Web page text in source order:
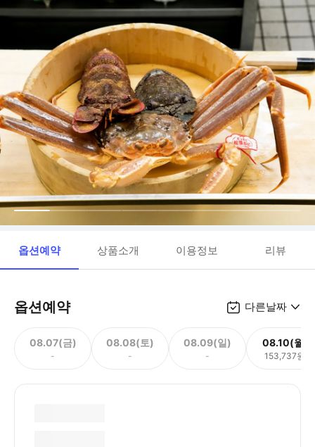
옵션예약 상품소개 이용정보 리뷰
옵션예약 다른날짜
08.07(금)
-
08.08(토)
-
08.09(일)
-
08.10(월)
153,737원